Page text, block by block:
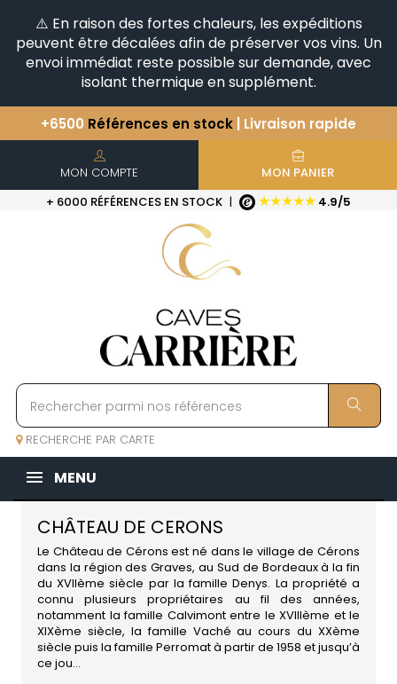
⚠️ En raison des fortes chaleurs, les expéditions
peuvent être décalées afin de préserver vos vins. Un
envoi immédiat reste possible sur demande, avec
isolant thermique en supplément.
+6500 Références en stock | Livraison rapide
Vous avez une question ?
Découvrez notre sélection
d'Horizontales & Verticales
MON COMPTE
MON PANIER
+ 6000 RÉFÉRENCES EN STOCK | ★★★★★ 4.9/5
RECHERCHE PAR CARTE
MENU
CHÂTEAU DE CERONS
Le Château de Cérons est né dans le village de Cérons
dans la région des Graves, au Sud de Bordeaux à la fin
du XVIIème siècle par la famille Denys. La propriété a
connu plusieurs propriétaires au fil des années,
notamment la famille Calvimont entre le XVIIIème et le
XIXème siècle, la famille Vaché au cours du XXème
siècle puis la famille Perromat à partir de 1958 et jusqu’à
ce jou...